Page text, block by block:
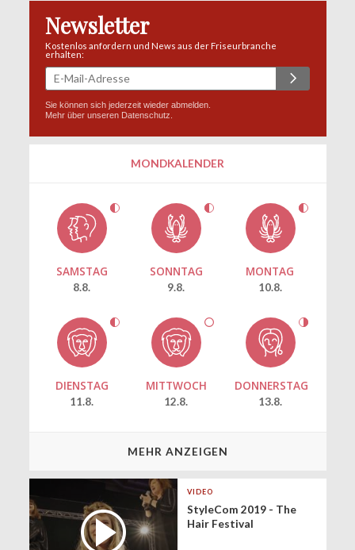
Newsletter
Kostenlos anfordern und News aus der Friseurbranche
erhalten:
Sie können sich jederzeit wieder abmelden.
Mehr über unseren Datenschutz
MONDKALENDER
SAMSTAG
8.8.
SONNTAG
9.8.
MONTAG
10.8.
DIENSTAG
11.8.
MITTWOCH
12.8.
DONNERSTAG
13.8.
MEHR ANZEIGEN
VIDEO
StyleCom 2019 - The
Hair Festival